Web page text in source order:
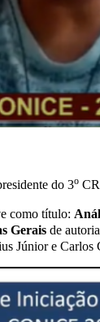
do 3o
como título:
Gerais de
Júnior e Carlos